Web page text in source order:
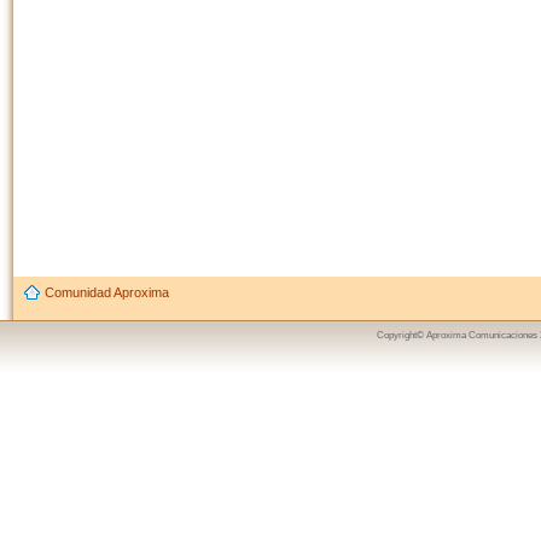
Comunidad Aproxima
Copyright© Aproxima Comunicaciones